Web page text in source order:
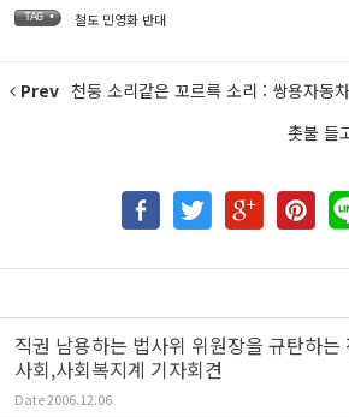
TAG • 철도 민영화 반대
Prev 천둥 소리같은 꼬르륵 소리 : 쌍용자동
촛불 들
직권 남용하는 법사위 위원장을 규탄하
사회,사회복지계 기자회견
Date2006.12.06